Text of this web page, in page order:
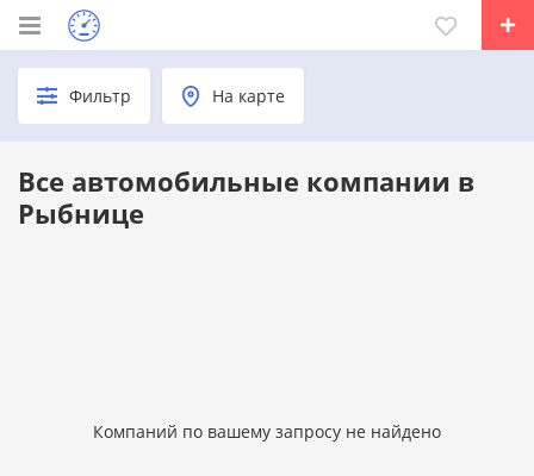
Фильтр На карте
Все автомобильные компании в
Рыбнице
Компаний по вашему запросу не найдено